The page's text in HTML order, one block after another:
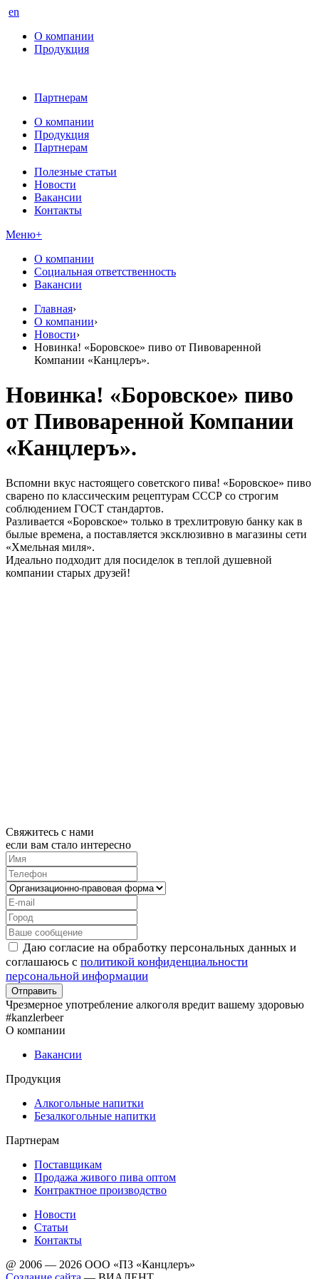
en
О компании
Продукция
Партнерам
О компании
Продукция
Партнерам
Полезные статьи
Новости
Вакансии
Контакты
Меню+
О компании
Социальная ответственность
Вакансии
Главная›
О компании›
Новости›
Новинка! «Боровское» пиво от Пивоваренной
Компании «Канцлеръ».
Новинка! «Боровское» пиво
от Пивоваренной Компании
«Канцлеръ».
Вспомни вкус настоящего советского пива! «Боровское» пиво
сварено по классическим рецептурам СССР со строгим
соблюдением ГОСТ стандартов.
Разливается «Боровское» только в трехлитровую банку как в
былые времена, а поставляется эксклюзивно в магазины сети
«Хмельная миля».
Идеально подходит для посиделок в теплой душевной
компании старых друзей!
Свяжитесь с нами
если вам стало интересно
Даю согласие на обработку персональных данных и
соглашаюсь с политикой конфиденциальности
персональной информации
Чрезмерное употребление алкоголя вредит вашему здоровью
#kanzlerbeer
О компании
Вакансии
Продукция
Алкогольные напитки
Безалкогольные напитки
Партнерам
Поставщикам
Продажа живого пива оптом
Контрактное производство
Новости
Статьи
Контакты
@ 2006 — 2026 ООО «ПЗ «Канцлеръ»